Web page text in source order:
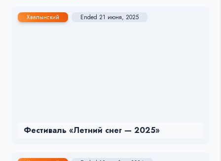
Хвалынский Ended 21 июня, 2025
Фестиваль «Летний снег — 2025»